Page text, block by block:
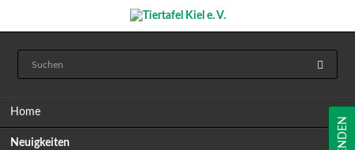
Home
Neuigkeiten